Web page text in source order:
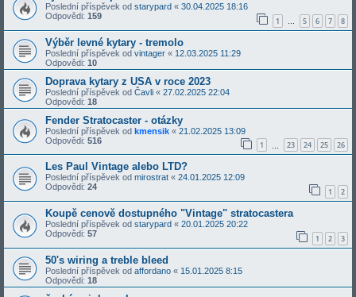
Poslední příspěvek od starypard « 30.04.2025 18:16
Odpovědi: 159 1 … 5 6 7 8
Výběr levné kytary - tremolo
Poslední příspěvek od vintager « 12.03.2025 11:29
Odpovědi: 10
Doprava kytary z USA v roce 2023
Poslední příspěvek od Čavli « 27.02.2025 22:04
Odpovědi: 18
Fender Stratocaster - otázky
Poslední příspěvek od kmensik « 21.02.2025 13:09
Odpovědi: 516 1 23 24 25 26
Les Paul Vintage alebo LTD?
Poslední příspěvek od mirostrat « 24.01.2025 12:09
Odpovědi: 24 1 2
Koupě cenově dostupného "Vintage" stratocastera
Poslední příspěvek od starypard « 20.01.2025 20:22
Odpovědi: 57 1 2 3
50's wiring a treble bleed
Poslední příspěvek od affordano « 15.01.2025 8:15
Odpovědi: 18